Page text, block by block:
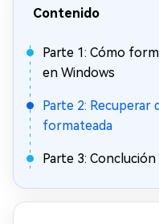
Contenido
Parte 1: Cómo
en Windows
Parte 2: Recuperar
formateada
Parte 3: Conclución